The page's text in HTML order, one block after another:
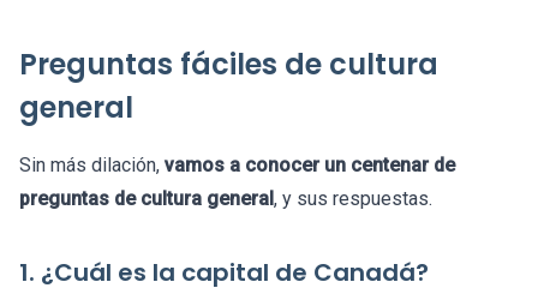
Preguntas fáciles de cultura
general
Sin más dilación, vamos a conocer un centenar de
preguntas de cultura general, y sus respuestas.
1. ¿Cuál es la capital de Canadá?